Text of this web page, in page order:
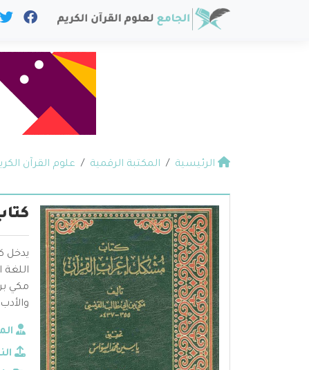
الرئيسية المكتبة الرقمية علوم القرآن
يدخل
مكي